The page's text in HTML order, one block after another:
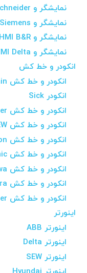
نمایشگر و HMI Schneider
نمایشگر و HMI Siemens
نمایشگر و HMI B&R
نمایشگر و HMI Delta
انکودر و خط کش
انکودر و خط کش Heidenhain
انکودر Sick
انکودر و خط کش Baumer
انکودر و خط کش SEW
انکودر و خط کش Omron
انکودر و خط کش Trelectronic
انکودر و خط کش Tamagawa
انکودر و خط کش Eltra
انکودر و خط کش Hohner
اینورتر
اینورتر ABB
اینورتر Delta
اینورتر SEW